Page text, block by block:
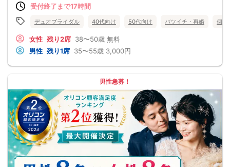
受付終了まで17時間
デュオブライダル 40代向け 50代向け バツイチ・再婚 個室
女性 残り2席 38〜50歳 無料
男性 残り1席 35〜55歳 3,000円
男性急募！